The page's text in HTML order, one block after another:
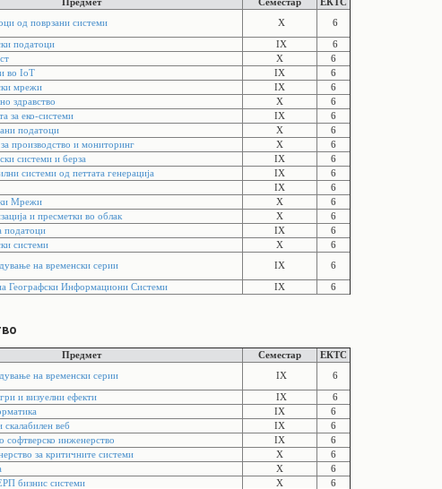
Предмет Семестар ЕКТС
од поврзани системи X 6
податоци IX
6
X
6
во IoT IX
6
мрежи IX
6
здравство X
6
за еко-системи IX
6
податоци X
6
производство и мониторинг X
6
системи и берза IX
6
системи од петтата генерација IX
6
IX
6
Мрежи X
6
и пресметки во облак X
6
податоци IX
6
системи X 6
на временски серии IX 6
Географски Информациони Системи IX 6
Предмет Семестар ЕКТС
на временски серии IX 6
и визуелни ефекти IX
6
IX
6
веб IX
6
софтверско инженерство IX
6
за критичните системи X
6
X
6
бизнис системи X
6